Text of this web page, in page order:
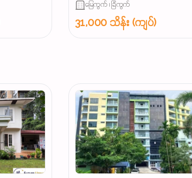
မြေကွက် ၊ ခြံကွက်
31,000 သိန်း (ကျပ်)